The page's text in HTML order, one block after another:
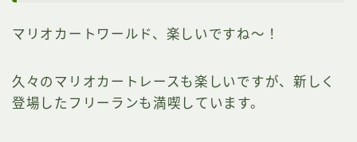
マリオカートワールド、楽しいですね～！
久々のマリオカートレースも楽しいですが、新しく
登場したフリーランも満喫しています。